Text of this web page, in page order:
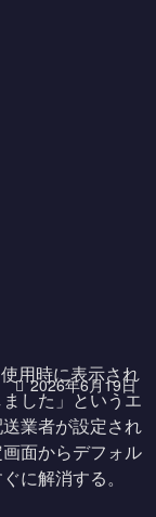
2026年6月19日
用時に表示され
した」というエ
業者が設定され
面からデフォル
に解消する。